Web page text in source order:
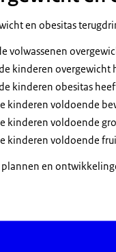
en obesitas
volwassenen
kinderen overgewicht
kinderen obesitas
kinderen voldoende
kinderen voldoende
kinderen voldoende
en